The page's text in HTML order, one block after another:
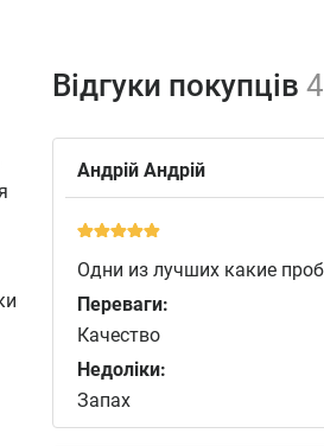
Відгуки покупців 4
Андрій Aндрій
Одни из лучших какие
Переваги:
Качество
Недоліки:
Запах